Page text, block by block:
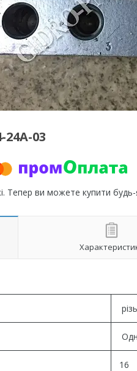
03
Тепер ви можете купити
16